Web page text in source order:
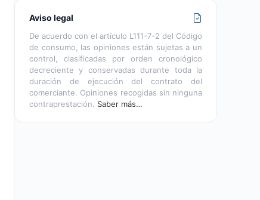
Aviso legal
De acuerdo con el artículo L111-7-2 del Código
de consumo, las opiniones están sujetas a un
control, clasificadas por orden cronológico
decreciente y conservadas durante toda la
duración de ejecución del contrato del
comerciante. Opiniones recogidas sin ninguna
contraprestación. Saber más…